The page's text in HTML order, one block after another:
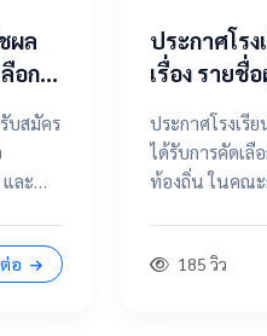
ผล
อก
หน่ง
บสมัคร
ละ
อ
ประกาศโร
เรื่อง รายชื่
แทนองค์ก
กรรมการส
ประกาศโรงเรี
ได้รับการคัดเ
ท้องถิ่น ในคณ
185 วิว